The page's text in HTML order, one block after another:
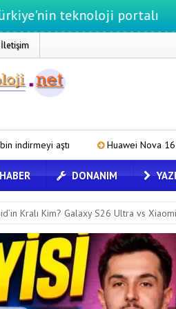
portalı
Huawei Nova 16 SE 8500mAh Batarya
DONANIM
Kralı Kim? Galaxy S26 Ultra vs